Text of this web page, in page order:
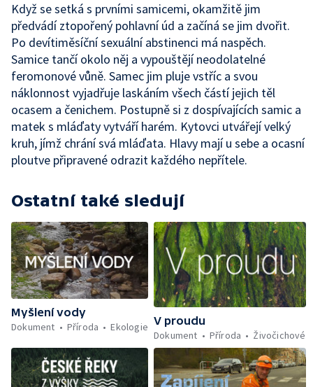
Když se setká s prvními samicemi, okamžitě jim
předvádí ztopořený pohlavní úd a začíná se jim dvořit.
Po devítiměsíční sexuální abstinenci má naspěch.
Samice tančí okolo něj a vypouštějí neodolatelné
feromonové vůně. Samec jim pluje vstříc a svou
náklonnost vyjadřuje laskáním všech částí jejich těl
ocasem a čenichem. Postupně si z dospívajících samic a
matek s mláďaty vytváří harém. Kytovci utvářejí velký
kruh, jímž chrání svá mláďata. Hlavy mají u sebe a ocasní
ploutve připravené odrazit každého nepřítele.
Ostatní také sledují
Myšlení vody
Dokument
Příroda Ekologie V proudu
Dokument
Příroda Živočichové